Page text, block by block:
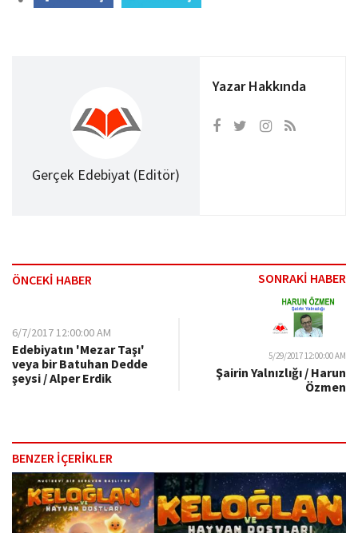
Gerçek Edebiyat (Editör)
Yazar Hakkında
ÖNCEKİ HABER SONRAKİ HABER
6/7/2017 12:00:00 AM
Edebiyatın 'Mezar Taşı'
veya bir Batuhan Dedde
şeysi / Alper Erdik
5/29/2017 12:00:00 AM
Şairin Yalnızlığı / Harun
Özmen
BENZER İÇERİKLER